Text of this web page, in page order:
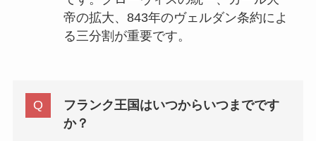
帝の拡大、843年のヴェルダン条約によ
る三分割が重要です。
フランク王国はいつからいつまでです
か？